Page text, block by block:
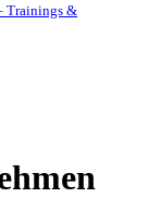
Trainings &